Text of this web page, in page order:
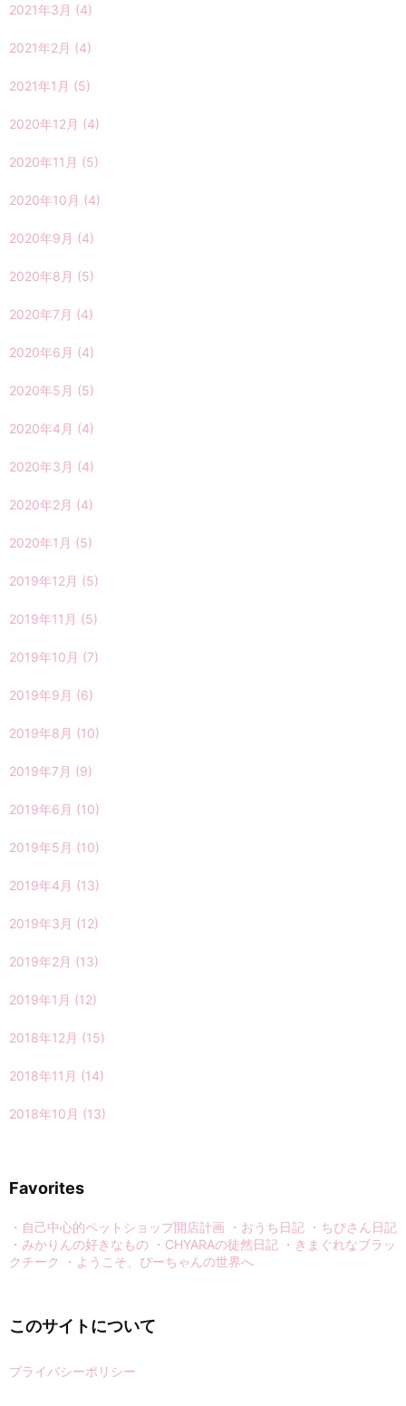
2021年3月 (4)
2021年2月 (4)
2021年1月 (5)
2020年12月 (4)
2020年11月 (5)
2020年10月 (4)
2020年9月 (4)
2020年8月 (5)
2020年7月 (4)
2020年6月 (4)
2020年5月 (5)
2020年4月 (4)
2020年3月 (4)
2020年2月 (4)
2020年1月 (5)
2019年12月 (5)
2019年11月 (5)
2019年10月 (7)
2019年9月 (6)
2019年8月 (10)
2019年7月 (9)
2019年6月 (10)
2019年5月 (10)
2019年4月 (13)
2019年3月 (12)
2019年2月 (13)
2019年1月 (12)
2018年12月 (15)
2018年11月 (14)
2018年10月 (13)
Favorites
・自己中心的ペットショップ開店計画 ・おうち日記 ・ちぴさん日記
・みかりんの好きなもの ・CHYARAの徒然日記 ・きまぐれなブラッ
クチーク
・ようこそ、ぴーちゃんの世界へ
このサイトについて
プライバシーポリシー